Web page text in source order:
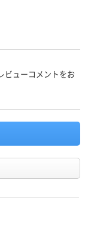
ビューコメントをお